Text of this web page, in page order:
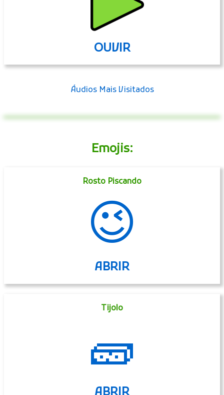
OUVIR
Áudios Mais Visitados
Emojis:
Rosto Piscando
😉
ABRIR
Tijolo
🧱